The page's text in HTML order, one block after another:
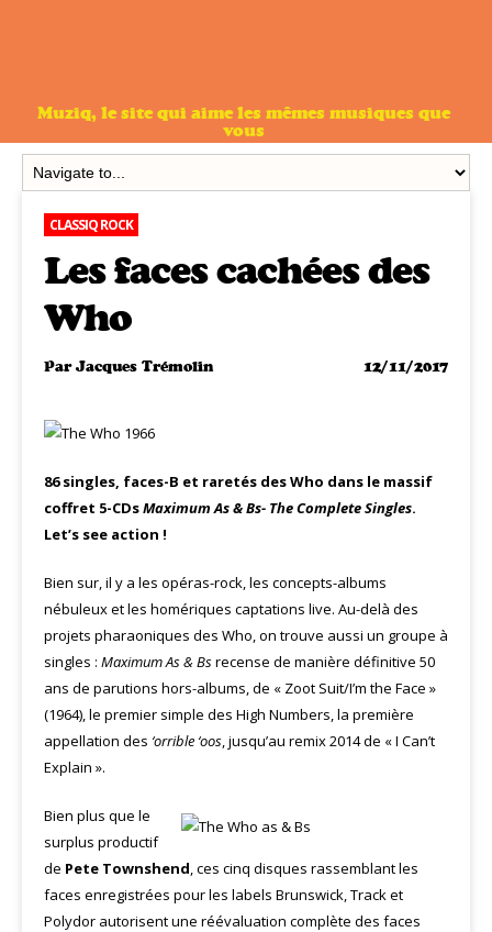
Muziq, le site qui aime les mêmes musiques que
vous
CLASSIQ ROCK
Les faces cachées des
Who
ParJacques Trémolin 12/11/2017
86 singles, faces-B et raretés des Who dans le massif
coffret 5-CDsMaximum As & Bs- The Complete Singles.
Let’s see action !
Bien sur, il y a les opéras-rock, les concepts-albums
nébuleux et les homériques captations live. Au-delà des
projets pharaoniques des Who, on trouve aussi un groupe à
singles : Maximum As & Bsrecense de manière définitive 50
ans de parutions hors-albums, de « Zoot Suit/I’m the Face »
(1964), le premier simple des High Numbers, la première
appellation des ‘orrible ‘oos, jusqu’au remix 2014 de « I Can’t
Explain ».
Bien plus que le
surplus productif
de Pete Townshend, ces cinq disques rassemblant les
faces enregistrées pour les labels Brunswick, Track et
Polydor autorisent une réévaluation complète des faces